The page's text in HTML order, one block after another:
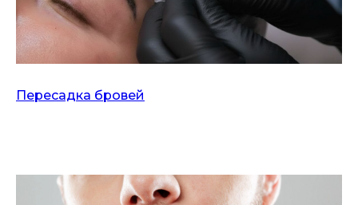
Пересадка бровей